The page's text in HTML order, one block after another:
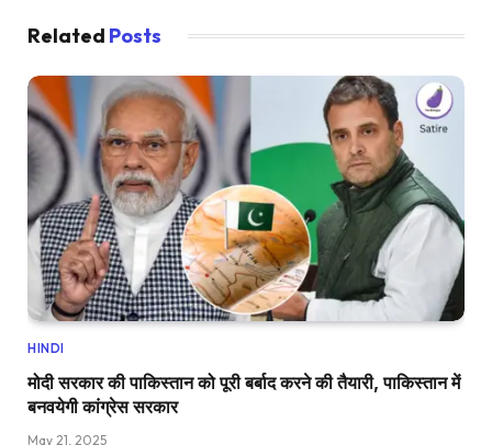
Related Posts
HINDI
मोदी सरकार की पाकिस्तान को पूरी बर्बाद करने की तैयारी, पाकिस्तान में
बनवयेगी कांग्रेस सरकार
May 21, 2025